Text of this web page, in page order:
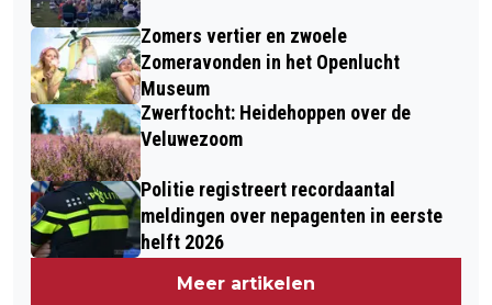
Zomers vertier en zwoele
Zomeravonden in het Openlucht
Museum
Zwerftocht: Heidehoppen over de
Veluwezoom
Politie registreert recordaantal
meldingen over nepagenten in eerste
helft 2026
Meer artikelen